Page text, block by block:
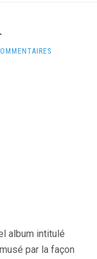
album intitulé
par la façon